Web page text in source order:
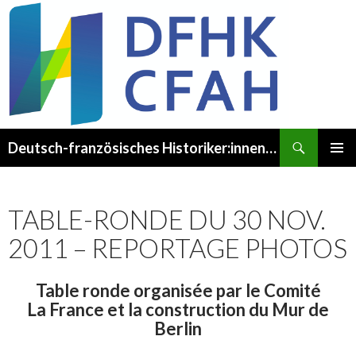
Deutsch-französisches Historiker:innenkomitee – Comité franco-allemand des Historien·ne·s
TABLE-RONDE DU 30 NOV.
2011 – REPORTAGE PHOTOS
Table ronde organisée par le Comité
La France et la construction du Mur de
Berlin